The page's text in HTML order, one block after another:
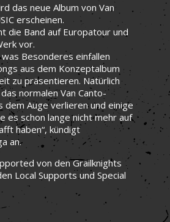
das neue Album von Van
erscheinen.
die Band auf Europatour und
vor.
Besonderes einfallen
aus dem Konzeptalbum
zu präsentieren. Natürlich
normalen Van Canto-
dem Auge verlieren und einige
es schon lange nicht mehr auf
haben“, kündigt
an.
von den Grailknights
Local Supports und Special